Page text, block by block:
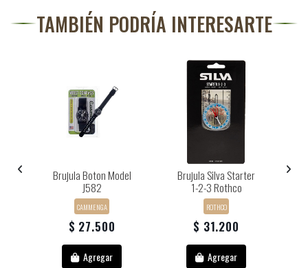
TAMBIÉN PODRÍA INTERESARTE
Brujula Boton Model
J582
CAMMENGA
$ 27.500
Agregar
Brujula Silva Starter
1-2-3 Rothco
ROTHCO
$ 31.200
Agregar